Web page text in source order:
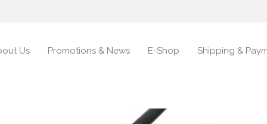
Us Promotions & News E-Shop Shipping &